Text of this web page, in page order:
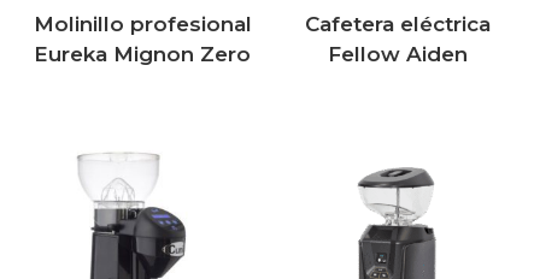
Molinillo profesional
Eureka Mignon Zero
Cafetera eléctrica
Fellow Aiden